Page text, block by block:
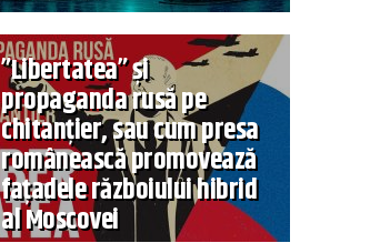
”Libertatea” și
propaganda rusă pe
chitanțier, sau cum presa
românească promovează
fațadele războiului hibrid
al Moscovei